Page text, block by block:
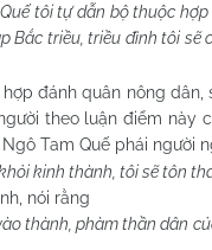
tôi tự dẫn bộ thuộc
Bắc triều, triều đình tôi sẽ
đánh quân nông dân,
theo luận điểm này
, Ngô Tam Quế phái người
kinh thành, tôi sẽ tôn
nói rằng
thành, phàm thần dân